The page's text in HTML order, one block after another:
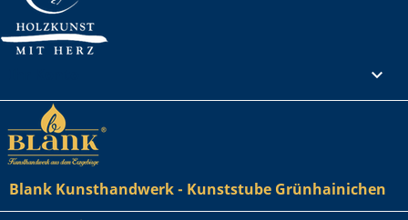

Blank Kunsthandwerk - Kunststube Grünhainichen